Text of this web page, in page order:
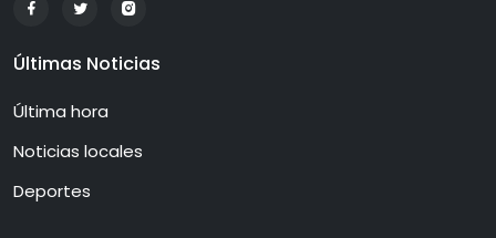
Últimas Noticias
Última hora
Noticias locales
Deportes